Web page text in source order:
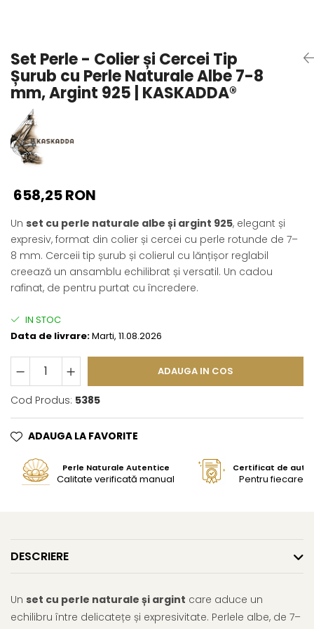
Pandantive cu Perle
Brose cu Perle
Set Perle - Colier și Cercei Tip
Șurub cu Perle Naturale Albe 7-8
mm, Argint 925 | KASKADDA®
658,25 RON
Un set cu perle naturale albe și argint 925, elegant și
expresiv, format din colier și cercei cu perle rotunde de 7–
8 mm. Cerceii tip șurub și colierul cu lănțișor reglabil
creează un ansamblu echilibrat și versatil. Un cadou
rafinat, de pentru purtat cu încredere.
IN STOC
Data de livrare:Marti, 11.08.2026
ADAUGA IN COS
Cod Produs: 5385
ADAUGA LA FAVORITE
Perle Naturale Autentice
Calitate verificată manual
Certificat de
Pentru fiecare
DESCRIERE
Un set cu perle naturale și argint care aduce un
echilibru între delicatețe și expresivitate. Perlele albe, de 7–